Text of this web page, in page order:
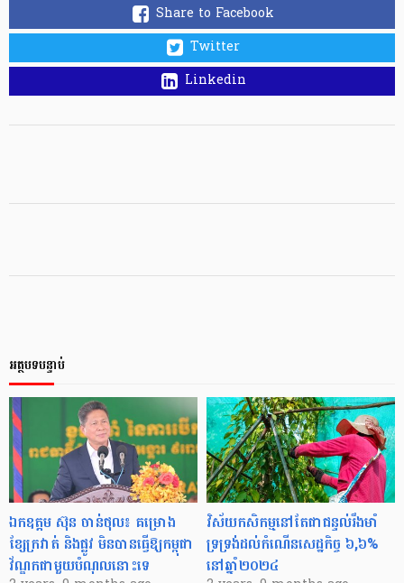
Share to Facebook
Twitter
Linkedin
អត្ថបទបន្ទាប់
ឯកឧត្តម ស៊ុន ចាន់ថុល៖ គម្រោង
ខ្សែក្រវាត់ និងផ្លូវ មិនបានធ្វើឱ្យកម្ពុជា
វ័ណ្ឌកជាមួយបំណុលនោះទេ
វិស័យកសិកម្មនៅតែជាជន្ទល់រឹងមាំ
ទ្រទ្រង់ដល់កំណើនសេដ្ឋកិច្ច ៦,៦%
នៅឆ្នាំ២០២៤